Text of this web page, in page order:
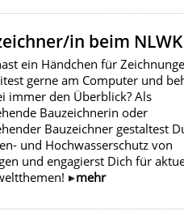
in beim
ein Händchen für
gerne am Computer und
immer den Überblick? Als
Bauzeichnerin oder
Bauzeichner gestaltest
und Hochwasserschutz von
und engagierst Dich für
mehr